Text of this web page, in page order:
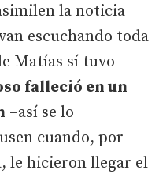
la noticia
escuchando toda
Matías sí tuvo
falleció en un
–así se lo
cuando, por
le hicieron llegar el